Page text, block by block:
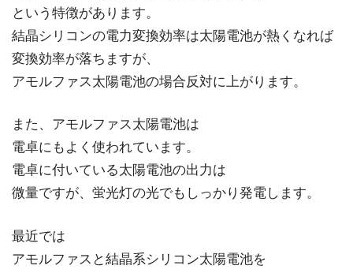
という特徴があります。
結晶シリコンの電力変換効率は太陽電池が熱くなれば
変換効率が落ちますが、
アモルファス太陽電池の場合反対に上がります。
また、アモルファス太陽電池は
電卓にもよく使われています。
電卓に付いている太陽電池の出力は
微量ですが、蛍光灯の光でもしっかり発電します。
最近では
アモルファスと結晶系シリコン太陽電池を